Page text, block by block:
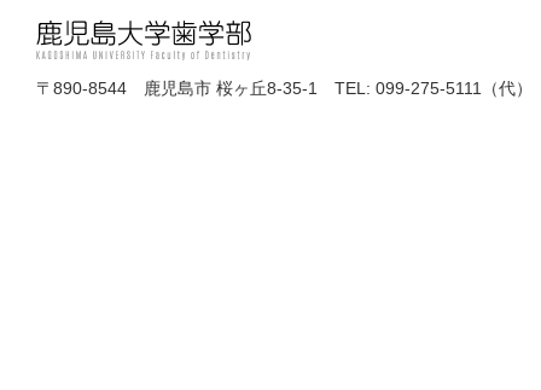
〒890-8544 鹿児島市 桜ヶ丘8-35-1 TEL: 099-275-5111（代）